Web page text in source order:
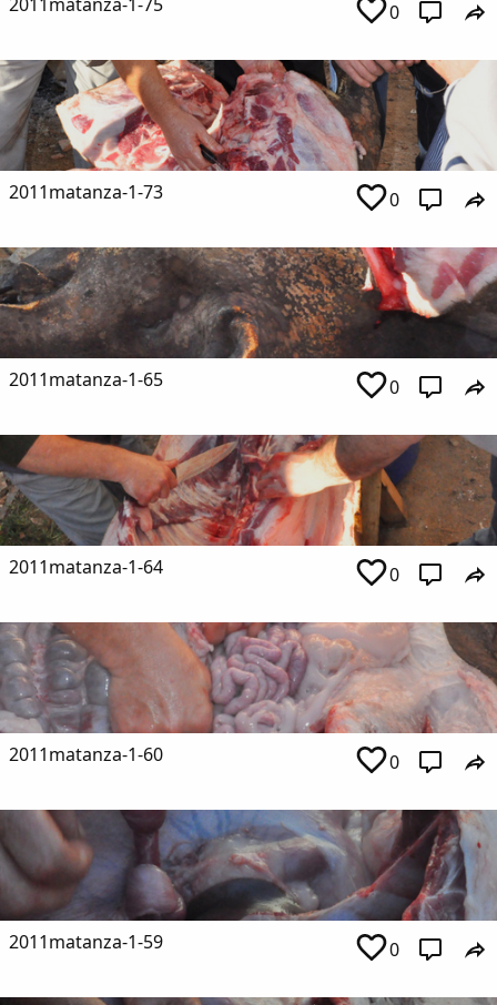
0
2011matanza-1-73 0
2011matanza-1-65 0
2011matanza-1-64 0
2011matanza-1-60 0
2011matanza-1-59 0
Copiar enlace